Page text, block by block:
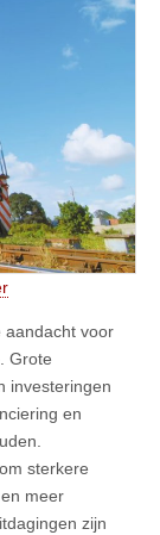
aandacht voor
Grote
investeringen
en
sterkere
meer
zijn